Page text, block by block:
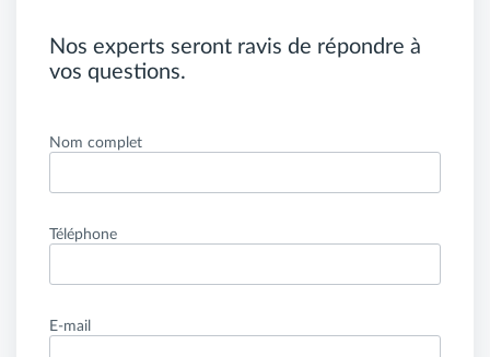
Nos experts seront ravis de répondre à
vos questions.
Nom complet
Téléphone
E-mail